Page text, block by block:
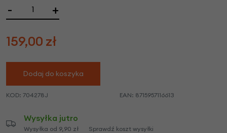
- +
159,00 zł
Dodaj do koszyka
KOD: 704278J EAN: 8715957116613
Wysyłka jutro
Wysyłka od 9,90 zł Sprawdź koszt wysyłki